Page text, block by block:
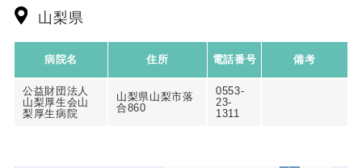
山梨県
病院名 住所 電話番号 備考
公益財団法人
山梨厚生会山
梨厚生病院
山梨県山梨市落
合860
0553-
23-
1311